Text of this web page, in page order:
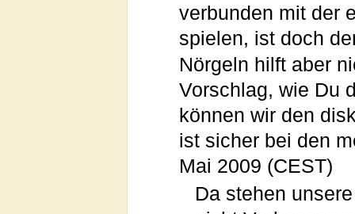
verbunden mit der
spielen, ist doch
Nörgeln hilft aber
Vorschlag, wie Du
können wir den
ist sicher bei den
Mai 2009 (CEST)
Da stehen